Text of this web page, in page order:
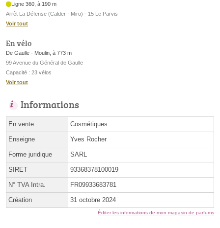
Ligne 360, à 190 m
Arrêt La Défense (Calder - Miro) - 15 Le Parvis
Voir tout
En vélo
De Gaulle - Moulin, à 773 m
99 Avenue du Général de Gaulle
Capacité : 23 vélos
Voir tout
Informations
En vente Cosmétiques
Enseigne Yves Rocher
Forme juridique SARL
SIRET 93368378100019
N° TVA Intra. FR09933683781
Création 31 octobre 2024
Éditer les informations de mon magasin de parfums